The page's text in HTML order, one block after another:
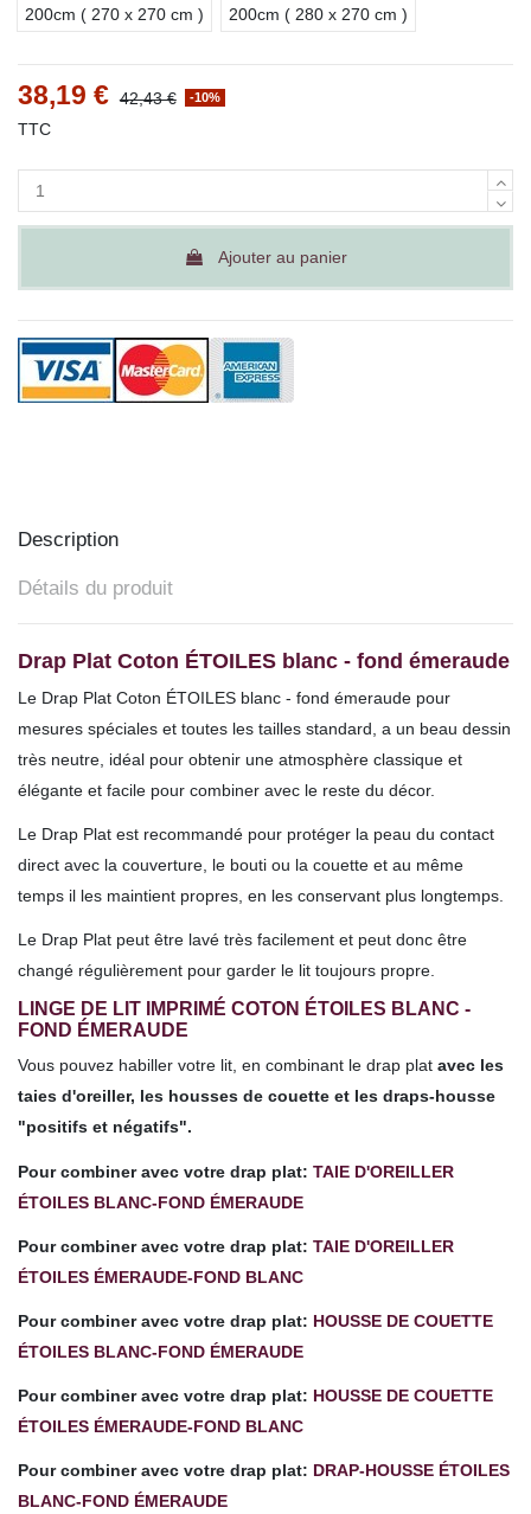
200cm ( 270 x 270 cm ) 200cm ( 280 x 270 cm )
38,19 € 42,43 € -10%
TTC
Ajouter au panier
Description
Détails du produit
Drap Plat Coton ÉTOILES blanc - fond émeraude
Le Drap Plat Coton ÉTOILES blanc - fond émeraude pour
mesures spéciales et toutes les tailles standard, a un beau dessin
très neutre, idéal pour obtenir une atmosphère classique et
élégante et facile pour combiner avec le reste du décor.
Le Drap Plat est recommandé pour protéger la peau du contact
direct avec la couverture, le bouti ou la couette et au même
temps il les maintient propres, en les conservant plus longtemps.
Le Drap Plat peut être lavé très facilement et peut donc être
changé régulièrement pour garder le lit toujours propre.
LINGE DE LIT IMPRIMÉ COTON ÉTOILES BLANC -
FOND ÉMERAUDE
Vous pouvez habiller votre lit, en combinant le drap plat avec les
taies d'oreiller, les housses de couette et les draps-housse
"positifs et négatifs".
Pour combiner avec votre drap plat: TAIE D'OREILLER
ÉTOILES BLANC-FOND ÉMERAUDE
Pour combiner avec votre drap plat: TAIE D'OREILLER
ÉTOILES ÉMERAUDE-FOND BLANC
Pour combiner avec votre drap plat: HOUSSE DE COUETTE
ÉTOILES BLANC-FOND ÉMERAUDE
Pour combiner avec votre drap plat: HOUSSE DE COUETTE
ÉTOILES ÉMERAUDE-FOND BLANC
Pour combiner avec votre drap plat: DRAP-HOUSSE ÉTOILES
BLANC-FOND ÉMERAUDE